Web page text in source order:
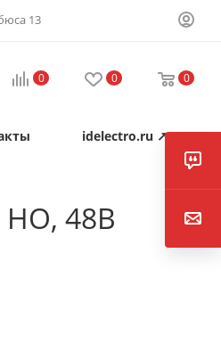
13
0 0 0
idelectro.ru ↗
НО, 48В